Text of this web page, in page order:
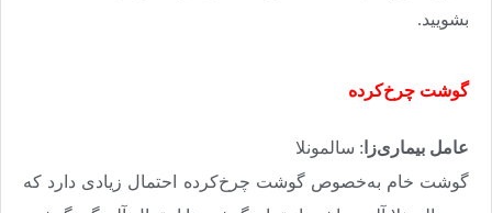
بشویید.
گوشت چرخ‌کرده
عامل بیماری‌زا : سالمونلا
گوشت خام به‌خصوص گوشت چرخ‌کرده احتمال زیادی دارد که